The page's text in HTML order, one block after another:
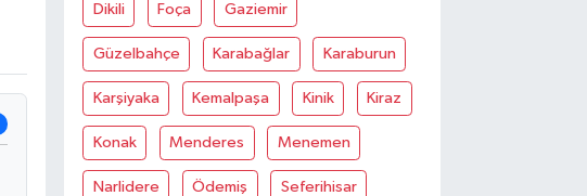
Dikili Foça Gaziemir
Güzelbahçe Karabağlar Karaburun
Karşiyaka Kemalpaşa Kinik Kiraz
Konak Menderes Menemen
Narlidere Ödemiş Seferihisar